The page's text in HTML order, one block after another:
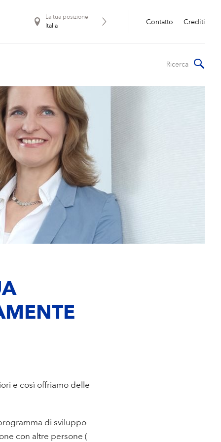
La tua posizione
Italia
Contatto Crediti
e così offriamo delle
di sviluppo
con altre persone (